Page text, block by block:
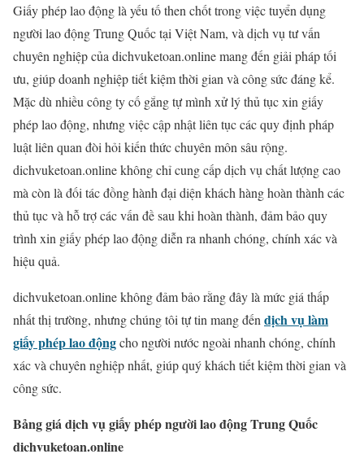
Giấy phép lao động là yếu tố then chốt trong việc tuyển dụng
người lao động Trung Quốc tại Việt Nam, và dịch vụ tư vấn
chuyên nghiệp của dichvuketoan.online mang đến giải pháp tối
ưu, giúp doanh nghiệp tiết kiệm thời gian và công sức đáng kể.
Mặc dù nhiều công ty cố gắng tự mình xử lý thủ tục xin giấy
phép lao động, nhưng việc cập nhật liên tục các quy định pháp
luật liên quan đòi hỏi kiến thức chuyên môn sâu rộng.
dichvuketoan.online không chỉ cung cấp dịch vụ chất lượng cao
mà còn là đối tác đồng hành đại diện khách hàng hoàn thành các
thủ tục và hỗ trợ các vấn đề sau khi hoàn thành, đảm bảo quy
trình xin giấy phép lao động diễn ra nhanh chóng, chính xác và
hiệu quả.
dichvuketoan.online không đảm bảo rằng đây là mức giá thấp
nhất thị trường, nhưng chúng tôi tự tin mang đến dịch vụ làm
giấy phép lao độngcho người nước ngoài nhanh chóng, chính
xác và chuyên nghiệp nhất, giúp quý khách tiết kiệm thời gian và
công sức.
Bảng giá dịch vụ giấy phép người lao động Trung Quốc
dichvuketoan.online